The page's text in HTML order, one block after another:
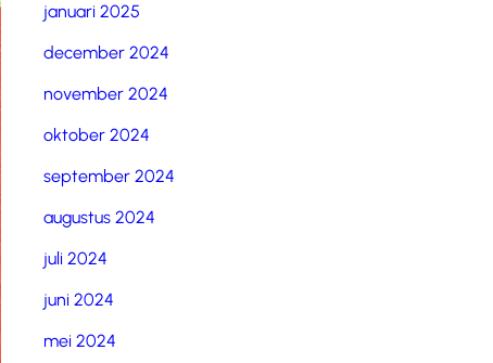
januari 2025
december 2024
november 2024
oktober 2024
september 2024
augustus 2024
juli 2024
juni 2024
mei 2024